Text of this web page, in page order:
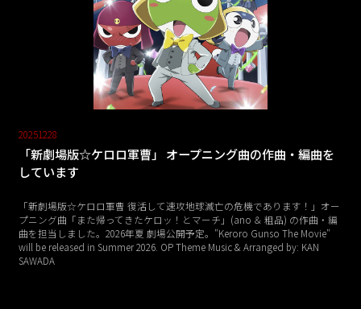
20251228
「新劇場版☆ケロロ軍曹」 オープニング曲の作曲・編曲を
しています
「新劇場版☆ケロロ軍曹 復活して速攻地球滅亡の危機であります！」オー
プニング曲「また帰ってきたケロッ！とマーチ」(ano ＆ 粗品) の作曲・編
曲を担当しました。2026年夏 劇場公開予定。"Keroro Gunso The Movie"
will be released in Summer 2026. OP Theme Music & Arranged by: KAN
SAWADA